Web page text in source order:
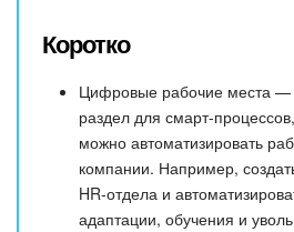
Коротко
Цифровые рабочие места —
раздел для смарт-
можно автоматизировать
компании. Например,
HR-отдела и
адаптации, обучения и